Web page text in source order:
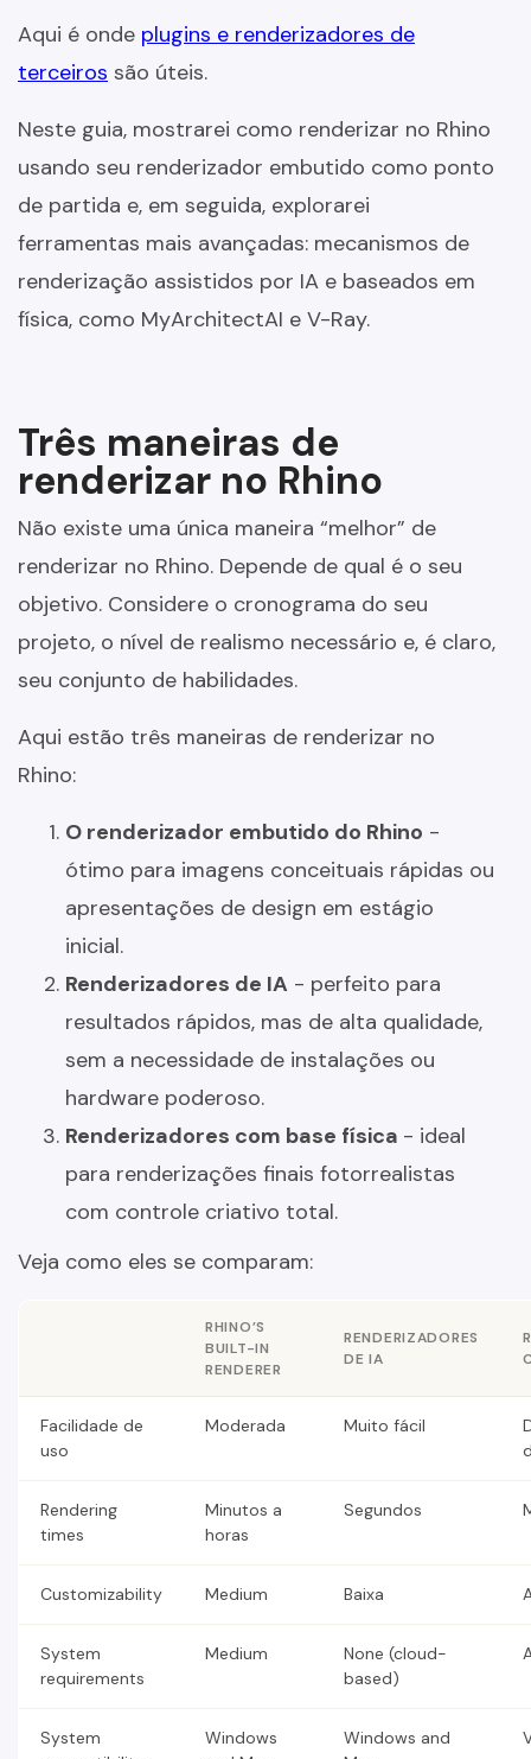
Aqui é onde plugins e renderizadores de
terceiros são úteis.
Neste guia, mostrarei como renderizar no Rhino
usando seu renderizador embutido como ponto
de partida e, em seguida, explorarei
ferramentas mais avançadas: mecanismos de
renderização assistidos por IA e baseados em
física, como MyArchitectAI e V-Ray.
Três maneiras de
renderizar no Rhino
Não existe uma única maneira “melhor” de
renderizar no Rhino. Depende de qual é o seu
objetivo. Considere o cronograma do seu
projeto, o nível de realismo necessário e, é claro,
seu conjunto de habilidades.
Aqui estão três maneiras de renderizar no
Rhino:
O renderizador embutido do Rhino -
ótimo para imagens conceituais rápidas ou
apresentações de design em estágio
inicial.
Renderizadores de IA - perfeito para
resultados rápidos, mas de alta qualidade,
sem a necessidade de instalações ou
hardware poderoso.
Renderizadores com base física - ideal
para renderizações finais fotorrealistas
com controle criativo total.
Veja como eles se comparam:
RHINO’S
BUILT-IN
RENDERER
RENDERIZADORES
DE IA
Facilidade de
uso
Moderada Muito fácil
Rendering
times
Minutos a
horas
Segundos
Customizability Medium Baixa
System
requirements
Medium
None (cloud-
based)
System
Windows
Windows and